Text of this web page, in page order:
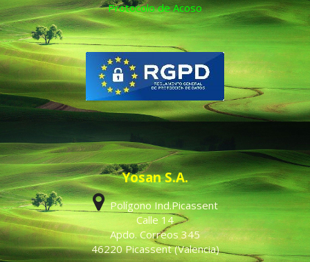
Protocolo de Acoso
Yosan S.A.
Polígono Ind.Picassent
Calle 14
Apdo. Correos 345
46220 Picassent (Valencia)